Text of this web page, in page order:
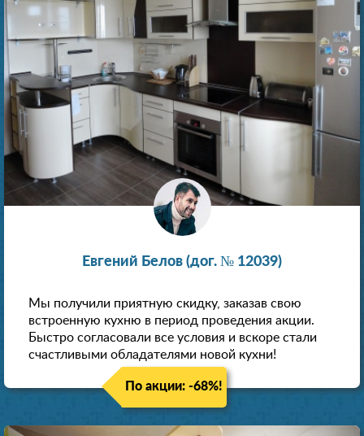
Евгений Белов (дог. № 12039)
Мы получили приятную скидку, заказав свою
встроенную кухню в период проведения акции.
Быстро согласовали все условия и вскоре стали
счастливыми обладателями новой кухни!
По акции: -68%!